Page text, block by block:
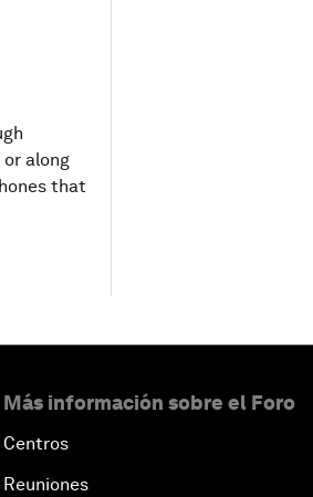
along
that
Más información sobre el Foro
Centros
Reuniones